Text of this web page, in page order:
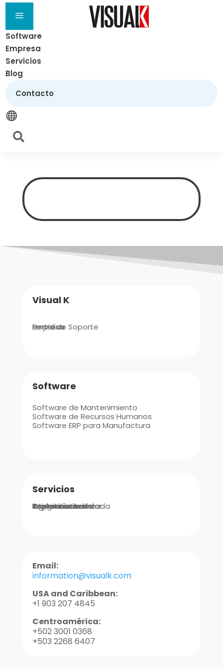
a
Software
Empresa
Servicios
Blog
Contacto


Visual K
Empresa
Portal de Soporte
Servicios
Software
Software de Mantenimiento
Software de Recursos Humanos
Software ERP para Manufactura
Servicios
Integraciones
Implementación
Ingeniería de Valor
Asistencia Avanzada
Soporte
Capacitaciones
Email:
information@visualk.com
USA and Caribbean:
+1 903 207 4845
Centroamérica:
+502 3001 0368
+503 2268 6407